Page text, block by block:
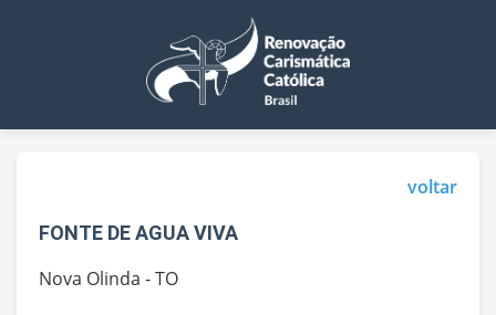
voltar
FONTE DE AGUA VIVA
Nova Olinda - TO